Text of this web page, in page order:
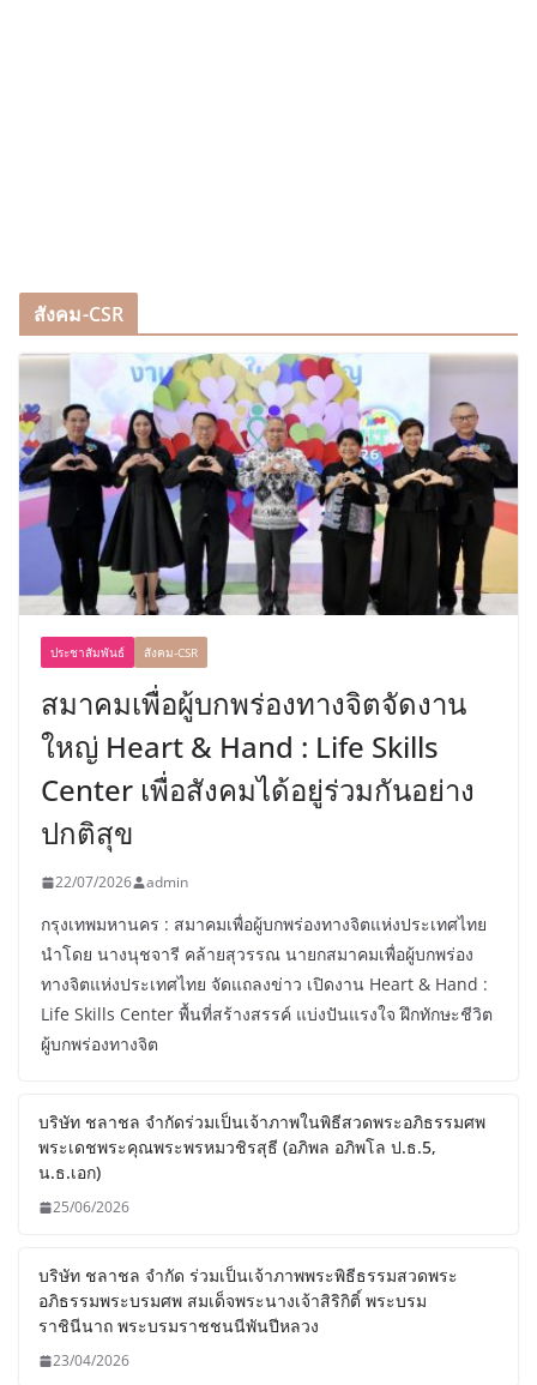
สังคม-CSR
ประชาสัมพันธ์ สังคม-CSR
สมาคมเพื่อผู้บกพร่องทางจิตจัดงาน
ใหญ่ Heart & Hand : Life Skills
Center เพื่อสังคมได้อยู่ร่วมกันอย่าง
ปกติสุข
22/07/2026 admin
กรุงเทพมหานคร : สมาคมเพื่อผู้บกพร่องทางจิตแห่งประเทศไทย
นำโดย นางนุชจารี คล้ายสุวรรณ นายกสมาคมเพื่อผู้บกพร่อง
ทางจิตแห่งประเทศไทย จัดแถลงข่าว เปิดงาน Heart & Hand :
Life Skills Center พื้นที่สร้างสรรค์ แบ่งปันแรงใจ ฝึกทักษะชีวิต
ผู้บกพร่องทางจิต
บริษัท ชลาชล จำกัดร่วมเป็นเจ้าภาพในพิธีสวดพระอภิธรรมศพ
พระเดชพระคุณพระพรหมวชิรสุธี (อภิพล อภิพโล ป.ธ.5,
น.ธ.เอก)
25/06/2026
บริษัท ชลาชล จำกัด ร่วมเป็นเจ้าภาพพระพิธีธรรมสวดพระ
อภิธรรมพระบรมศพ สมเด็จพระนางเจ้าสิริกิติ์ พระบรม
ราชินีนาถ พระบรมราชชนนีพันปีหลวง
23/04/2026